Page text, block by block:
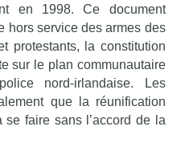
en 1998. Ce document
hors service des armes des
protestants, la constitution
sur le plan communautaire
nord-irlandaise. Les
que la réunification
faire sans l’accord de la